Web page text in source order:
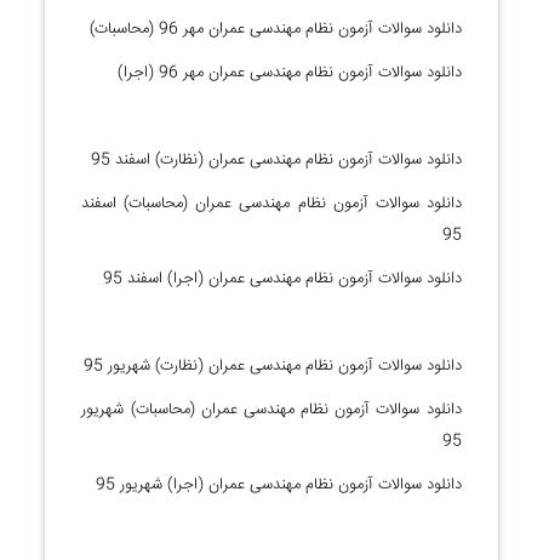
دانلود سوالات آزمون نظام مهندسی عمران مهر 96 (محاسبات)
دانلود سوالات آزمون نظام مهندسی عمران مهر 96 (اجرا)
دانلود سوالات آزمون نظام مهندسی عمران (نظارت) اسفند 95
دانلود سوالات آزمون نظام مهندسی عمران (محاسبات) اسفند
95
دانلود سوالات آزمون نظام مهندسی عمران (اجرا) اسفند 95
دانلود سوالات آزمون نظام مهندسی عمران (نظارت) شهریور 95
دانلود سوالات آزمون نظام مهندسی عمران (محاسبات) شهریور
95
دانلود سوالات آزمون نظام مهندسی عمران (اجرا) شهریور 95